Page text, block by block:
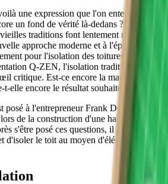
une expression que l'on entend
un fond de vérité là-dedans ? Dans
traditions font lentement mais
approche moderne et à l'épreuve du
pour l'isolation des toitures. Avec la
Q-ZEN, l'isolation traditionnelle est
critique. Est-ce encore la manière la
elle encore le résultat souhaité ?
posé à l'entrepreneur Frank Dobbelaere
de la construction d'une habitation
s'être posé ces questions, il a choisi de
d'isoler le toit au moyen d'éléments de